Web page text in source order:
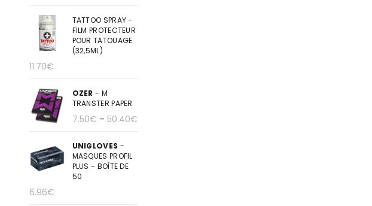
TATTOO SPRAY -
FILM PROTECTEUR
POUR TATOUAGE
(32,5ML)
11.70€
OZER - M
TRANSTER PAPER
7.50€ – 50.40€
UNIGLOVES -
MASQUES PROFIL
PLUS - BOÎTE DE
50
6.96€